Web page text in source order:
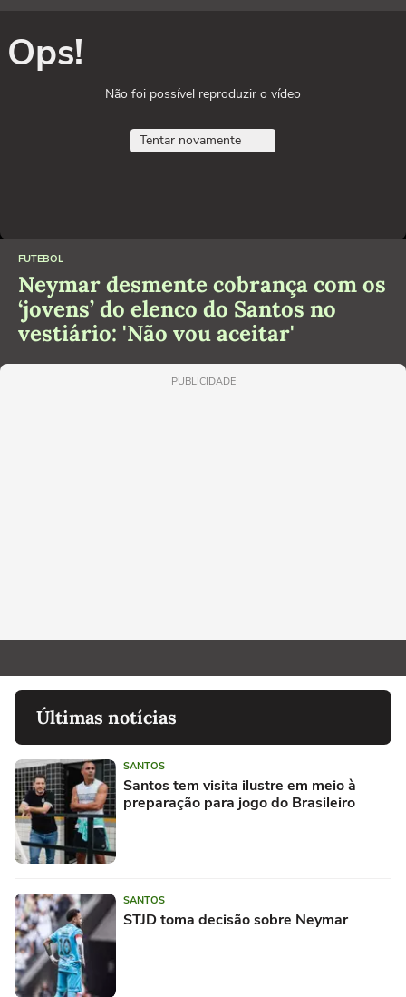
Ops!
Não foi possível reproduzir o vídeo
Tentar novamente
FUTEBOL
Neymar desmente cobrança com os
‘jovens’ do elenco do Santos no
vestiário: 'Não vou aceitar'
PUBLICIDADE
Últimas notícias
SANTOS
Santos tem visita ilustre em meio à
preparação para jogo do Brasileiro
SANTOS
STJD toma decisão sobre Neymar